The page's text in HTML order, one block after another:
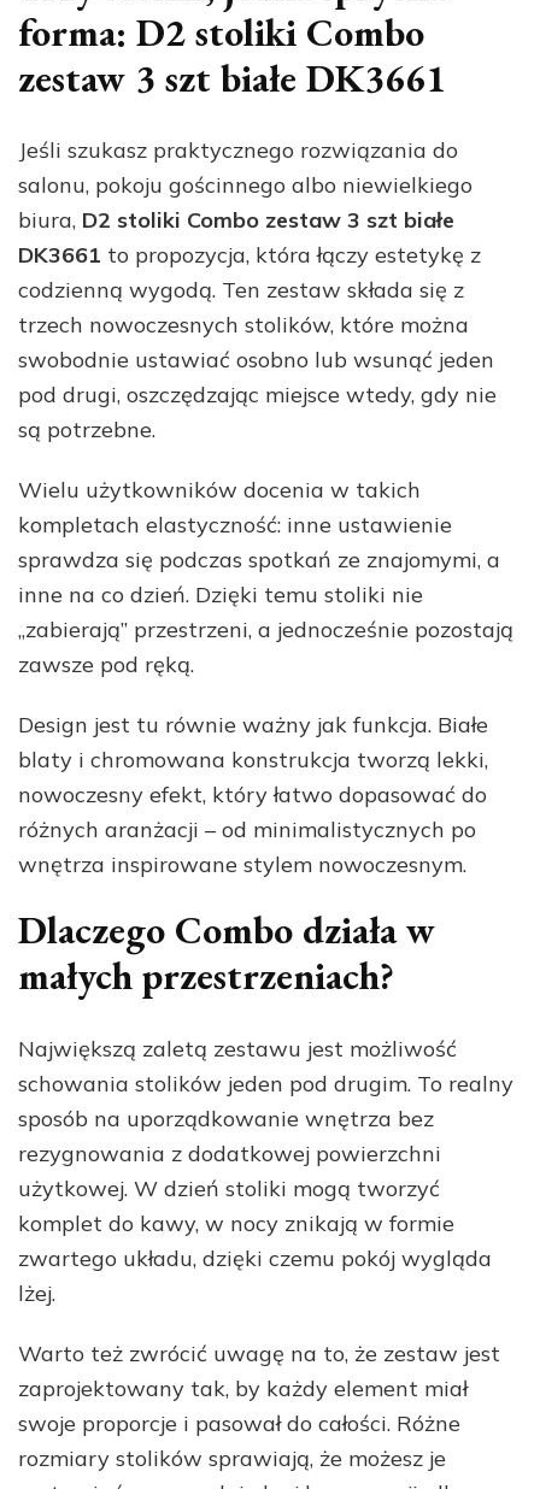
forma: D2 stoliki Combo
zestaw 3 szt białe DK3661
Jeśli szukasz praktycznego rozwiązania do
salonu, pokoju gościnnego albo niewielkiego
biura, D2 stoliki Combo zestaw 3 szt białe
DK3661 to propozycja, która łączy estetykę z
codzienną wygodą. Ten zestaw składa się z
trzech nowoczesnych stolików, które można
swobodnie ustawiać osobno lub wsunąć jeden
pod drugi, oszczędzając miejsce wtedy, gdy nie
są potrzebne.
Wielu użytkowników docenia w takich
kompletach elastyczność: inne ustawienie
sprawdza się podczas spotkań ze znajomymi, a
inne na co dzień. Dzięki temu stoliki nie
„zabierają” przestrzeni, a jednocześnie pozostają
zawsze pod ręką.
Design jest tu równie ważny jak funkcja. Białe
blaty i chromowana konstrukcja tworzą lekki,
nowoczesny efekt, który łatwo dopasować do
różnych aranżacji – od minimalistycznych po
wnętrza inspirowane stylem nowoczesnym.
Dlaczego Combo działa w
małych przestrzeniach?
Największą zaletą zestawu jest możliwość
schowania stolików jeden pod drugim. To realny
sposób na uporządkowanie wnętrza bez
rezygnowania z dodatkowej powierzchni
użytkowej. W dzień stoliki mogą tworzyć
komplet do kawy, w nocy znikają w formie
zwartego układu, dzięki czemu pokój wygląda
lżej.
Warto też zwrócić uwagę na to, że zestaw jest
zaprojektowany tak, by każdy element miał
swoje proporcje i pasował do całości. Różne
rozmiary stolików sprawiają, że możesz je